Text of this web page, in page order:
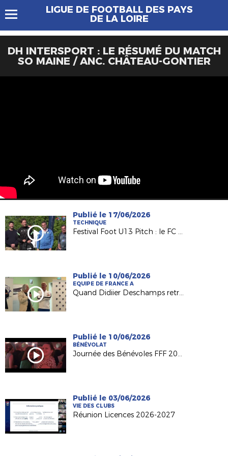
LIGUE DE FOOTBALL DES PAYS
DE LA LOIRE
DH INTERSPORT : LE RÉSUMÉ DU MATCH
SO MAINE / ANC. CHÂTEAU-GONTIER
Publié le 17/06/2026
TECHNIQUE
Festival Foot U13 Pitch : le FC Chalonnes Chaudefonds club support à l'organisation
Publié le 10/06/2026
EQUIPE DE FRANCE A
Quand Didiier Deschamps retrouve ses racines nantaises...
Publié le 10/06/2026
BÉNÉVOLAT
Journée des Bénévoles FFF 2026
Publié le 03/06/2026
VIE DES CLUBS
Réunion Licences 2026-2027